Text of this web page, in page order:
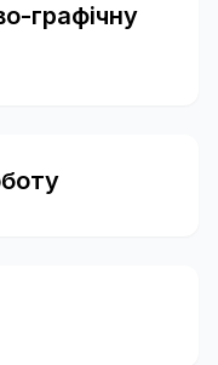
графічну